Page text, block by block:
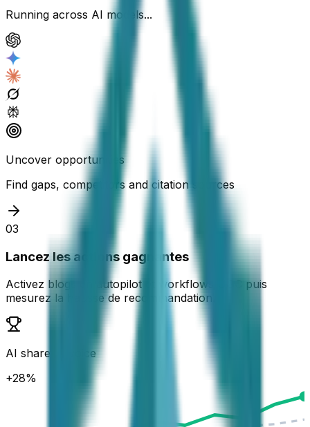
Running across AI models...
Uncover opportunities
Find gaps, competitors and citation sources
03
Lancez les actions gagnantes
Activez blogs en autopilot et workflows UGC puis
mesurez la hausse de recommandation.
AI share of voice
+28%